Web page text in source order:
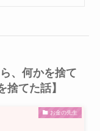
、何かを捨て
捨てた話】
お金の先生